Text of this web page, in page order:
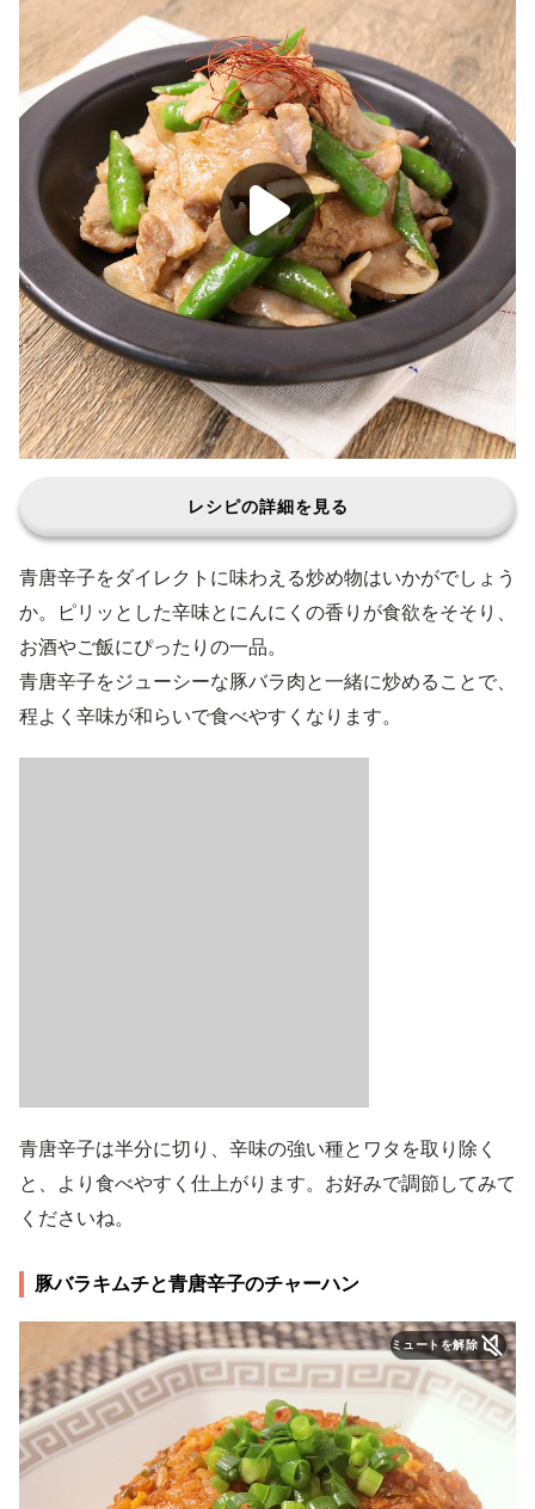
レシピの詳細を見る
青唐辛子をダイレクトに味わえる炒め物はいかがでしょう
か。ピリッとした辛味とにんにくの香りが食欲をそそり、
お酒やご飯にぴったりの一品。
青唐辛子をジューシーな豚バラ肉と一緒に炒めることで、
程よく辛味が和らいで食べやすくなります。
青唐辛子は半分に切り、辛味の強い種とワタを取り除く
と、より食べやすく仕上がります。お好みで調節してみて
くださいね。
豚バラキムチと青唐辛子のチャーハン
ミュートを解除